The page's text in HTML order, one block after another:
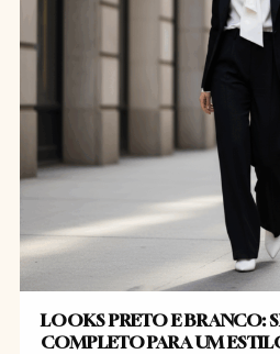
LOOKS PRETO E BRANCO:
COMPLETO PARA UM